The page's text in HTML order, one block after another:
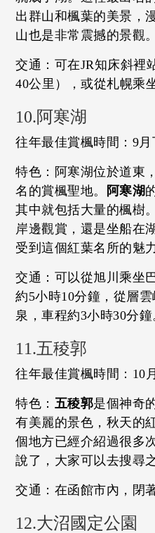
出群山和楓葉的美景，
山也是非常震撼的景觀。
交通：可在JR知床斜裡
40公里），或從札幌乘
10.阿寒湖
往年最佳賞楓時間：9
特色：阿寒湖位於道東
名的賞楓聖地。
阿寒湖
其中就包括大量的楓樹
岸邊觀賞，還是坐船在
受到這個紅葉名所的魅力
交通：可以從旭川乘坐
約5小時10分鐘，從層
泉，車程約3小時30分鐘
11.五稜郭
往年最佳賞楓時間：10
特色： 五稜郭是個神奇
有美麗的景色，秋天的
個地方已經介紹過很多
說了，大家可以去搜尋
交通：在函館市內，閉
12.大沼國定公園